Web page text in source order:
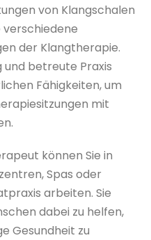
von Klangschalen
verschiedene
der Klangtherapie.
betreute Praxis
Fähigkeiten, um
mit
können Sie in
Spas oder
arbeiten. Sie
dabei zu helfen,
Gesundheit zu